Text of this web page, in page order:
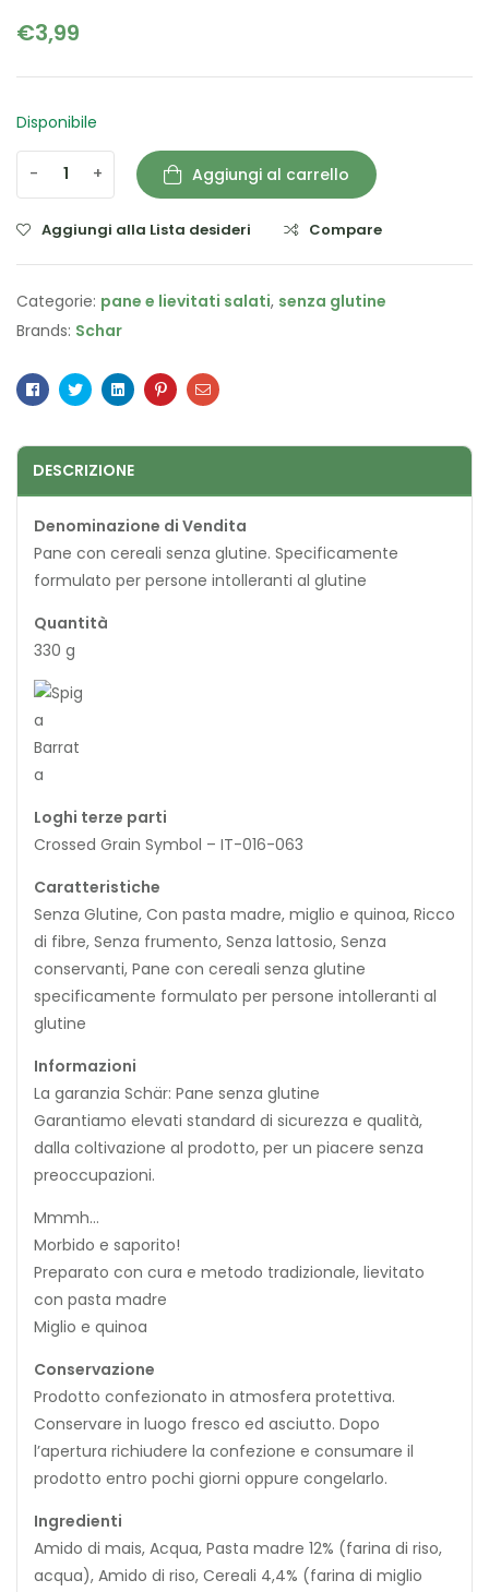
€3,99
Disponibile
- + Aggiungi al carrello
Aggiungi alla Lista desideri Compare
Categorie: pane e lievitati salati, senza glutine
Brands: Schar
Facebook
TwitterLinkedinPinterestEmail
DESCRIZIONE
Denominazione di Vendita
Pane con cereali senza glutine. Specificamente
formulato per persone intolleranti al glutine
Quantità
330 g
Loghi terze parti
Crossed Grain Symbol – IT-016-063
Caratteristiche
Senza Glutine, Con pasta madre, miglio e quinoa, Ricco
di fibre, Senza frumento, Senza lattosio, Senza
conservanti, Pane con cereali senza glutine
specificamente formulato per persone intolleranti al
glutine
Informazioni
La garanzia Schär: Pane senza glutine
Garantiamo elevati standard di sicurezza e qualità,
dalla coltivazione al prodotto, per un piacere senza
preoccupazioni.
Mmmh…
Morbido e saporito!
Preparato con cura e metodo tradizionale, lievitato
con pasta madre
Miglio e quinoa
Conservazione
Prodotto confezionato in atmosfera protettiva.
Conservare in luogo fresco ed asciutto. Dopo
l’apertura richiudere la confezione e consumare il
prodotto entro pochi giorni oppure congelarlo.
Ingredienti
Amido di mais, Acqua, Pasta madre 12% (farina di riso,
acqua), Amido di riso, Cereali 4,4% (farina di miglio